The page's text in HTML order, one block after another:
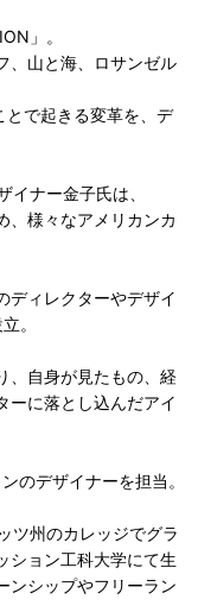
」。
、山と海、ロサンゼル
で起きる変革を、デ
ナー金子氏は、
、様々なアメリカンカ
ディレクターやデザイ
。
、自身が見たもの、経
ーに落とし込んだアイ
のデザイナーを担当。
ツ州のカレッジでグラ
ション工科大学にて生
ンシップやフリーラン